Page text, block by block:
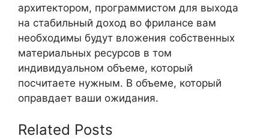
архитектором, программистом для выхода
на стабильный доход во фрилансе вам
необходимы будут вложения собственных
материальных ресурсов в том
индивидуальном объеме, который
посчитаете нужным. В объеме, который
оправдает ваши ожидания.
Related Posts